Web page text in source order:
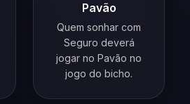
Pavão
Quem sonhar com
Seguro deverá
jogar no Pavão no
jogo do bicho.